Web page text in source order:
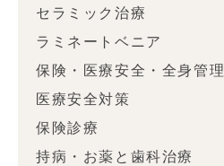
セラミック治療
ラミネートベニア
保険・医療安全・全身管理
医療安全対策
保険診療
持病・お薬と歯科治療